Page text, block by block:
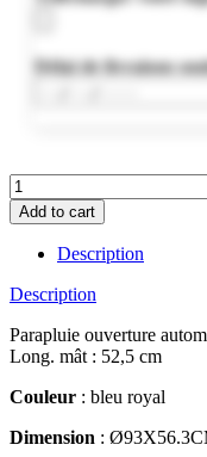
Délai de livraison
MO8775-
37
quantity
Add to cart
Description
Description
Parapluie ouverture
Long. mât : 52,5 cm
Couleur : bleu royal
Dimension :